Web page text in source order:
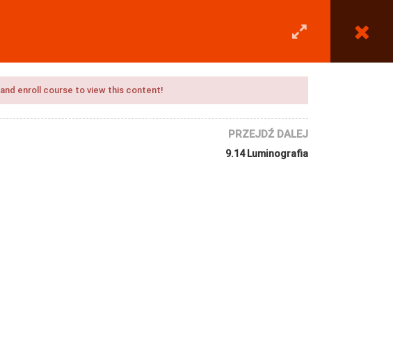
LOGOWANIE
and enroll course to view this content!
PRZEJDŹ DALEJ
9.14 Luminografia